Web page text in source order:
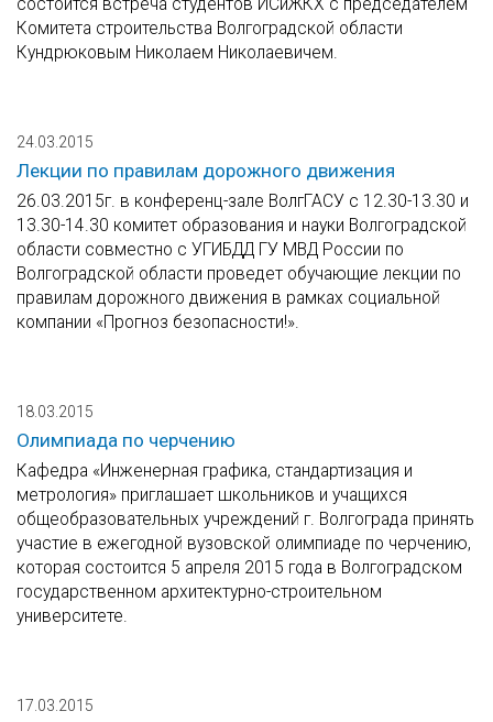
состоится встреча студентов ИСиЖКХ с председателем
Комитета строительства Волгоградской области
Кундрюковым Николаем Николаевичем.
24.03.2015
Лекции по правилам дорожного движения
26.03.2015г. в конференц-зале ВолгГАСУ с 12.30-13.30 и
13.30-14.30 комитет образования и науки Волгоградской
области совместно с УГИБДД ГУ МВД России по
Волгоградской области проведет обучающие лекции по
правилам дорожного движения в рамках социальной
компании «Прогноз безопасности!».
18.03.2015
Олимпиада по черчению
Кафедра «Инженерная графика, стандартизация и
метрология» приглашает школьников и учащихся
общеобразовательных учреждений г. Волгограда принять
участие в ежегодной вузовской олимпиаде по черчению,
которая состоится 5 апреля 2015 года в Волгоградском
государственном архитектурно-строительном
университете.
17.03.2015